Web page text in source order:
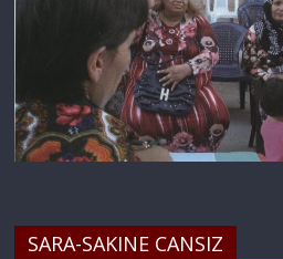
SARA-SAKINE CANSIZ